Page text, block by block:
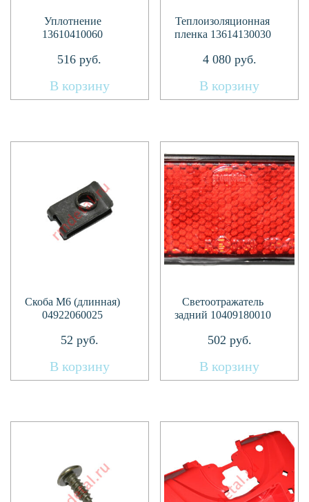
Уплотнение
13610410060
516 руб.
В корзину
Теплоизоляционная
пленка 13614130030
4 080руб.
В корзину
Скоба М6 (длинная)
04922060025
52 руб.
В корзину
Светоотражатель
задний 10409180010
502 руб.
В корзину